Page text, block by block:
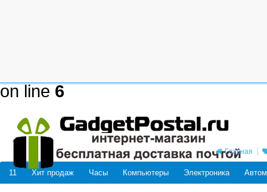
on line6
Главная
11 Хит продаж Часы Компьютеры Электроника